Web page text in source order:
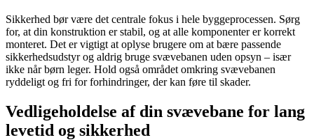
Sikkerhed bør være det centrale fokus i hele byggeprocessen. Sørg
for, at din konstruktion er stabil, og at alle komponenter er korrekt
monteret. Det er vigtigt at oplyse brugere om at bære passende
sikkerhedsudstyr og aldrig bruge svævebanen uden opsyn – især
ikke når børn leger. Hold også området omkring svævebanen
ryddeligt og fri for forhindringer, der kan føre til skader.
Vedligeholdelse af din svævebane for lang
levetid og sikkerhed